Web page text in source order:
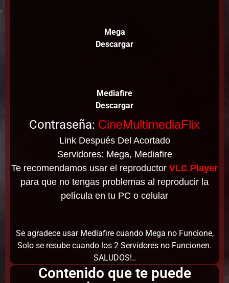
Mega
Descargar
Mediafire
Descargar
Contraseña: CineMultimediaFlix
Link Después Del Acortado
Servidores: Mega, Mediafire
Te recomendamos usar el reproductor VLC Player
para que no tengas problemas al reproducir la
película en tu PC o celular
Se agradece usar Mediafire cuando Mega no Funcione,
Solo se resube cuando los 2 Servidores no Funcionen.
SALUDOS!..
Contenido que te puede